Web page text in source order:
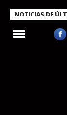
NOTICIAS DE
condecora